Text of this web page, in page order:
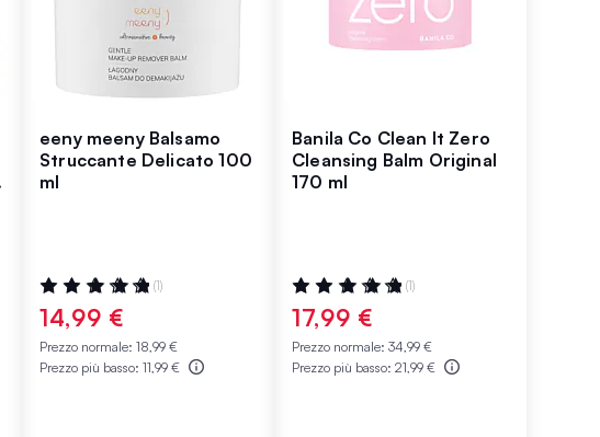
eeny meeny Balsamo
Struccante Delicato 100
ml
Valutazione:
100%
(1)
14,99 €
Prezzo normale: 18,99 €
Prezzo più basso: 11,99 €
Banila Co Clean It Zero
Cleansing Balm Original
170 ml
Valutazione:
100%
(1)
17,99 €
Prezzo normale: 34,99 €
Prezzo più basso: 21,99 €